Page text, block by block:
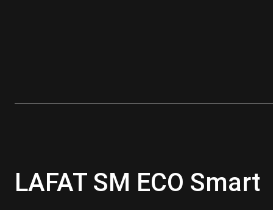
LAFAT SM ECO Smart